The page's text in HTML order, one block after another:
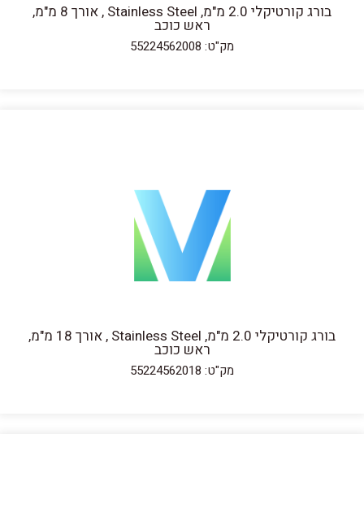
בורג קורטיקלי 2.0 מ"מ, Stainless Steel , אורך 8 מ"מ,
ראש כוכב
מק"ט: 55224562008
בורג קורטיקלי 2.0 מ"מ, Stainless Steel , אורך 18 מ"מ,
ראש כוכב
מק"ט: 55224562018